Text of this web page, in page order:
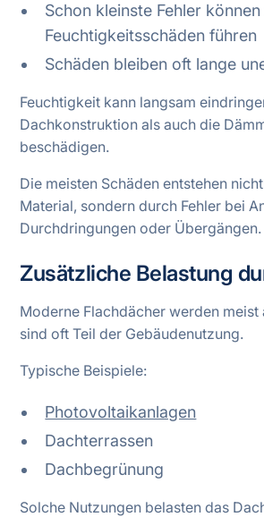
Schon kleinste Fehler
Feuchtigkeitsschäden führen
Schäden bleiben oft lange
Feuchtigkeit kann langsam
Dachkonstruktion als auch die
beschädigen.
Die meisten Schäden entstehen
Material, sondern durch Fehler bei
Durchdringungen oder Übergängen.
Zusätzliche Belastung
Moderne Flachdächer werden
sind oft Teil der Gebäudenutzung.
Typische Beispiele:
Photovoltaikanlagen
Dachterrassen
Dachbegrünung
Solche Nutzungen belasten das